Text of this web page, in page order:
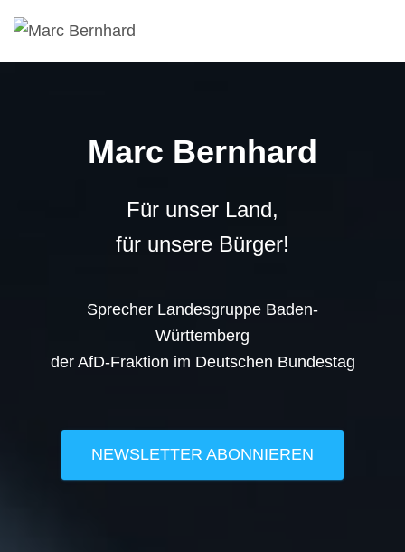
Marc Bernhard
Für unser Land,
für unsere Bürger!
Sprecher Landesgruppe Baden-
Württemberg
der AfD-Fraktion im Deutschen Bundestag
NEWSLETTER ABONNIEREN